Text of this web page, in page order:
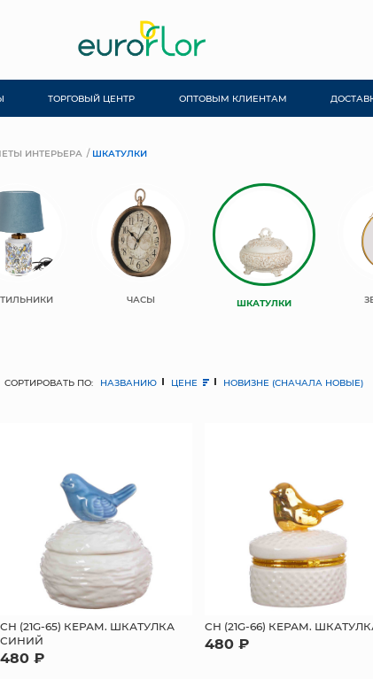
ТОРГОВЫЙ ЦЕНТР ОПТОВЫМ КЛИЕНТАМ
ИНТЕРЬЕРА ШКАТУЛКИ
ЧАСЫ ШКАТУЛКИ
СОРТИРОВАТЬ ПО: НАЗВАНИЮ ЦЕНЕ НОВИЗНЕ (СНАЧАЛА НОВЫЕ)
СН (21G-65) КЕРАМ. ШКАТУЛКА
СИНИЙ
480 ₽
СН (21G-66) КЕРАМ.
480 ₽